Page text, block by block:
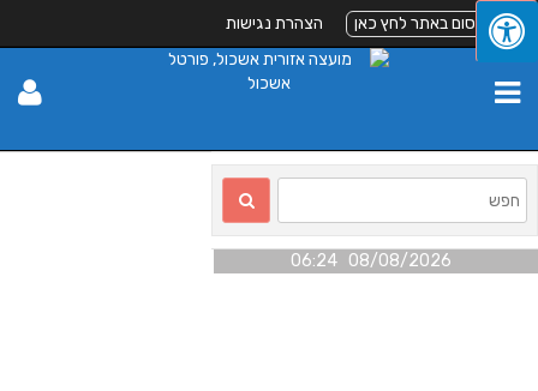
לפרסום באתר לחץ כאן הצהרת נגישות
08/08/2026 06:24